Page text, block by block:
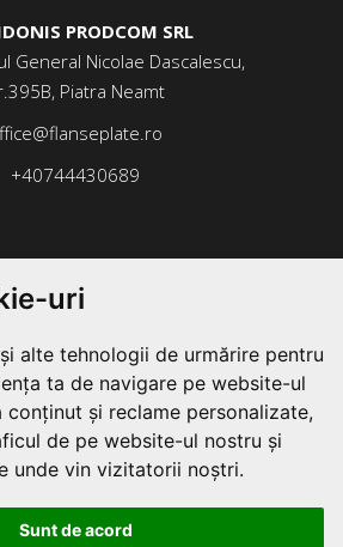
uri
alte tehnologii de urmărire pentru
ta de navigare pe website-ul
conținut și reclame personalizate,
de pe website-ul nostru și
unde vin vizitatorii noștri.
Sunt de acord
PRODCOM SRL
General Nicolae Dascalescu,
Piatra Neamt
+40744430689